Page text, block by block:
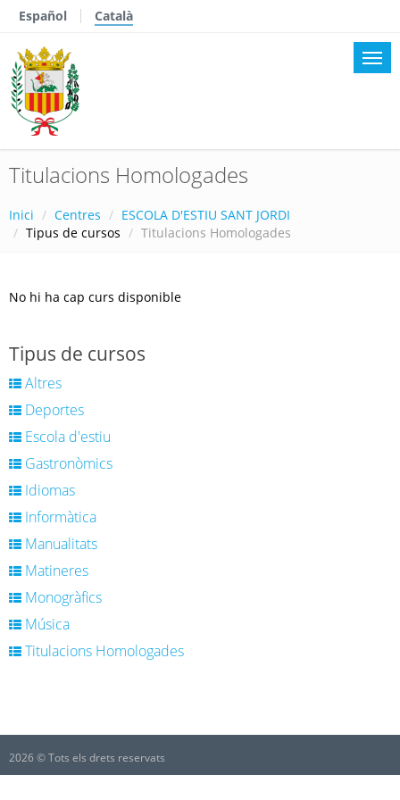
Español Català
Titulacions Homologades
Inici Centres
ESCOLA D'ESTIU SANT JORDI
Tipus de cursos
Titulacions Homologades
No hi ha cap curs disponible
Tipus de cursos
Altres
Deportes
Escola d'estiu
Gastronòmics
Idiomas
Informàtica
Manualitats
Matineres
Monogràfics
Música
Titulacions Homologades
2026 © Tots els drets reservats